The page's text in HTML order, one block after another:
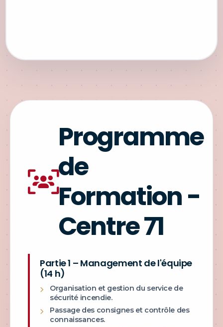
Programme
de
Formation -
Centre 71
Partie 1 – Management de l'équipe
(14 h)
Organisation et gestion du service de
sécurité incendie.
Passage des consignes et contrôle des
connaissances.